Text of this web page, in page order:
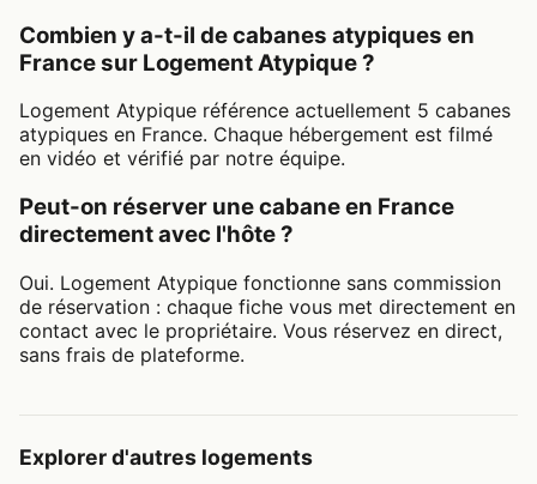
Combien y a-t-il de cabanes atypiques en
France sur Logement Atypique ?
Logement Atypique référence actuellement 5 cabanes
atypiques en France. Chaque hébergement est filmé
en vidéo et vérifié par notre équipe.
Peut-on réserver une cabane en France
directement avec l'hôte ?
Oui. Logement Atypique fonctionne sans commission
de réservation : chaque fiche vous met directement en
contact avec le propriétaire. Vous réservez en direct,
sans frais de plateforme.
Explorer d'autres logements